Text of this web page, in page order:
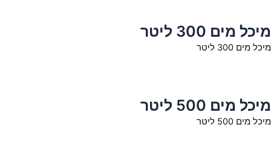
מיכל מים 300 ליטר
מיכל מים 300 ליטר
מיכל מים 500 ליטר
מיכל מים 500 ליטר